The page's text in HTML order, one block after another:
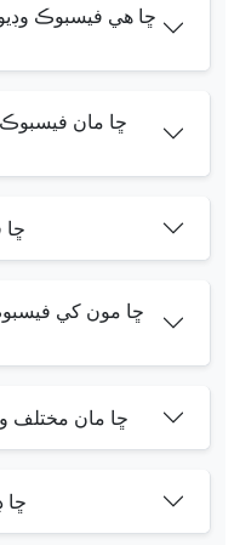
ڇا هي فيسبوڪ
ڇا مان فيسبوڪ
ڇا مون کي
ڇا مان مختلف
ڇا